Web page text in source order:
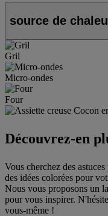
source de
Gril
Micro-ondes
Four
Découvrez-en
Vous cherchez des
des idées colorées pour
Nous vous proposons un
pour vous inspirer.
vous-même !